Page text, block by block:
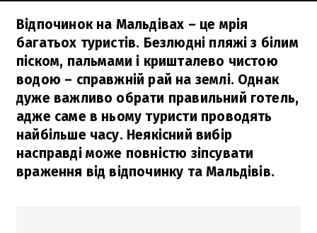
Відпочинок на Мальдівах – це мрія
багатьох туристів. Безлюдні пляжі з білим
піском, пальмами і кришталево чистою
водою – справжній рай на землі. Однак
дуже важливо обрати правильний готель,
адже саме в ньому туристи проводять
найбільше часу. Неякісний вибір
насправді може повністю зіпсувати
враження від відпочинку та Мальдівів.